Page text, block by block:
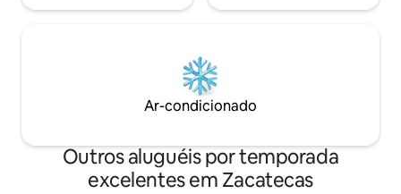
Ar-condicionado
Outros aluguéis por temporada
excelentes em Zacatecas